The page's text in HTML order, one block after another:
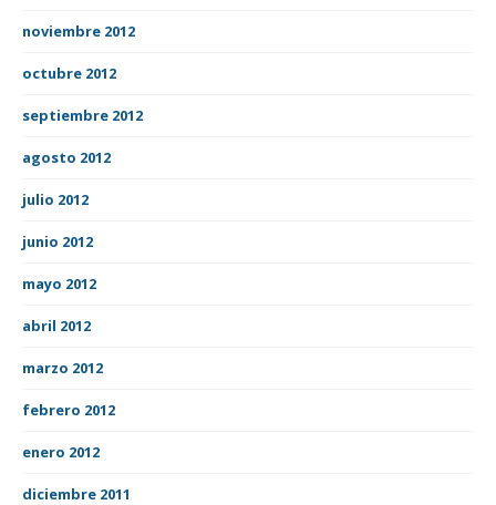
noviembre 2012
octubre 2012
septiembre 2012
agosto 2012
julio 2012
junio 2012
mayo 2012
abril 2012
marzo 2012
febrero 2012
enero 2012
diciembre 2011